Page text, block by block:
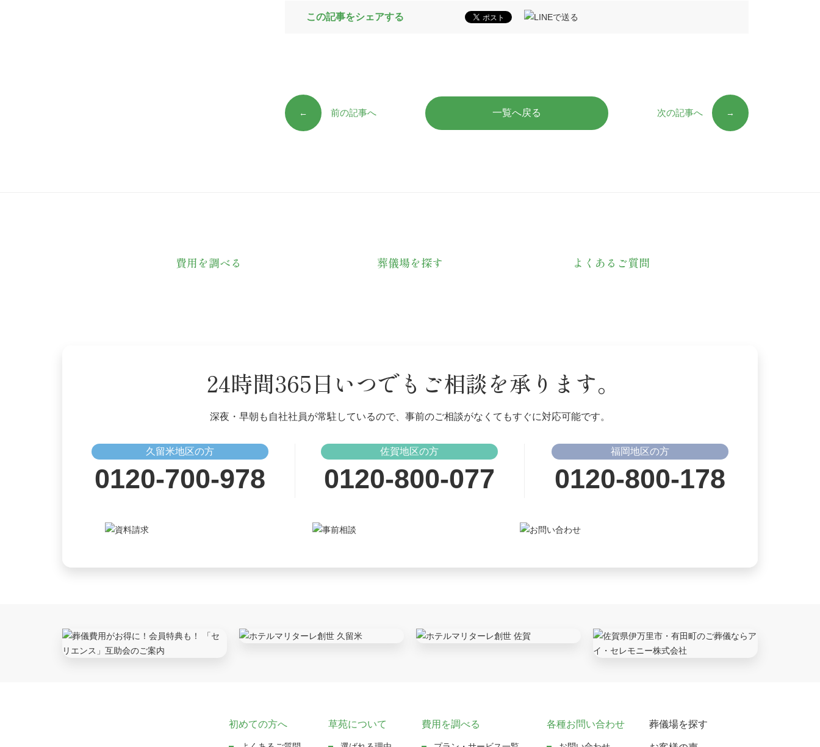
この記事をシェアする
← 前の記事へ 一覧へ戻る →
次の記事へ
費用を調べる 葬儀場を探す よくあるご質問
24時間365日いつでも ご相談を承ります。
深夜・早朝も自社社員が常駐しているので、事前のご相談がなくてもすぐに対応可能です。
久留米地区の方
0120-700-978
佐賀地区の方
0120-800-077
福岡地区の方
0120-800-178
初めての方へ 草苑について 費用を調べる 各種お問い合わせ 葬儀場を探す